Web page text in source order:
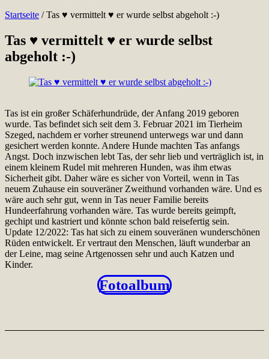
Startseite /Tas ♥ vermittelt ♥ er wurde selbst abgeholt :-)
Tas ♥ vermittelt ♥ er wurde selbst
abgeholt :-)
Tas ist ein großer Schäferhundrüde, der Anfang 2019 geboren
wurde. Tas befindet sich seit dem 3. Februar 2021 im Tierheim
Szeged, nachdem er vorher streunend unterwegs war und dann
gesichert werden konnte. Andere Hunde machten Tas anfangs
Angst. Doch inzwischen lebt Tas, der sehr lieb und verträglich ist, in
einem kleinem Rudel mit mehreren Hunden, was ihm etwas
Sicherheit gibt. Daher wäre es sicher von Vorteil, wenn in Tas
neuem Zuhause ein souveräner Zweithund vorhanden wäre. Und es
wäre auch sehr gut, wenn in Tas neuer Familie bereits
Hundeerfahrung vorhanden wäre. Tas wurde bereits geimpft,
gechipt und kastriert und könnte schon bald reisefertig sein.
Update 12/2022: Tas hat sich zu einem souveränen wunderschönen
Rüden entwickelt. Er vertraut den Menschen, läuft wunderbar an
der Leine, mag seine Artgenossen sehr und auch Katzen und
Kinder.
Fotoalbum